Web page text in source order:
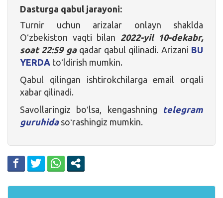
Dasturga qabul jarayoni:
Turnir uchun arizalar onlayn shaklda
Oʻzbekiston vaqti bilan 2022-yil 10-dekabr,
soat 22:59 ga qadar qabul qilinadi. Arizani BU
YERDA toʻldirish mumkin.
Qabul qilingan ishtirokchilarga email orqali
xabar qilinadi.
Savollaringiz boʻlsa, kengashning telegram
guruhidasoʻrashingiz mumkin.